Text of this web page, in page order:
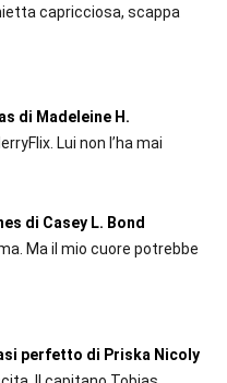
capricciosa, scappa
di Madeleine H.
Lui non l’ha mai
di Casey L. Bond
Ma il mio cuore potrebbe
perfetto di Priska Nicoly